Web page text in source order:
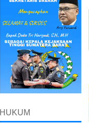
HUKUM